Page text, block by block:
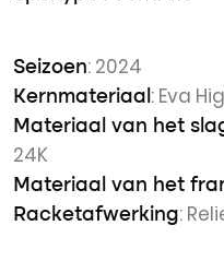
Seizoen: 2024
Kernmateriaal : Eva
Materiaal van het
24K
Materiaal van het
Racketafwerking: